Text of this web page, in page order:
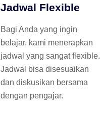
Jadwal Flexible
Bagi Anda yang ingin
belajar, kami menerapkan
jadwal yang sangat flexible.
Jadwal bisa disesuaikan
dan diskusikan bersama
dengan pengajar.